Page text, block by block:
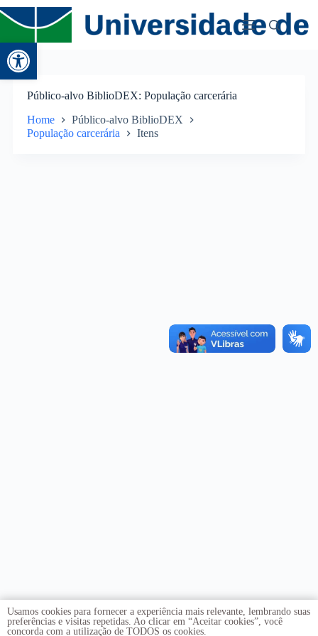
Abrir a barra de ferramentas
Público-alvo BiblioDEX População carcerária
Home
Público-alvo BiblioDEX
População carcerária
Itens
Usamos cookies para fornecer a experiência mais relevante, lembrando suas
preferências e visitas repetidas. Ao clicar em “Aceitar cookies”, você
concorda com a utilização de TODOS os cookies.